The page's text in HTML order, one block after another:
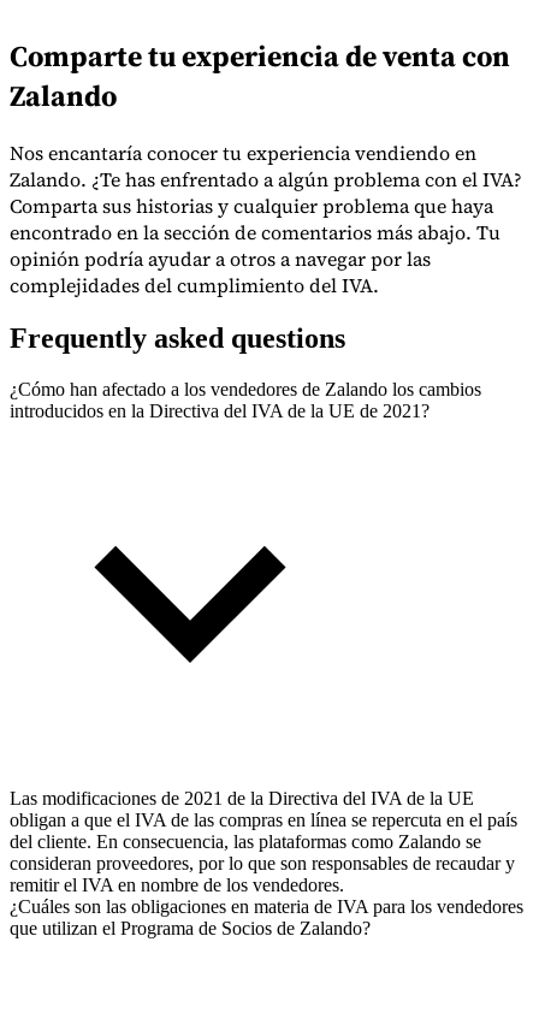
Comparte tu experiencia de venta con
Zalando
Nos encantaría conocer tu experiencia vendiendo en
Zalando. ¿Te has enfrentado a algún problema con el IVA?
Comparta sus historias y cualquier problema que haya
encontrado en la sección de comentarios más abajo. Tu
opinión podría ayudar a otros a navegar por las
complejidades del cumplimiento del IVA.
Frequently asked questions
¿Cómo han afectado a los vendedores de Zalando los cambios
introducidos en la Directiva del IVA de la UE de 2021?
Las modificaciones de 2021 de la Directiva del IVA de la UE
obligan a que el IVA de las compras en línea se repercuta en el país
del cliente. En consecuencia, las plataformas como Zalando se
consideran proveedores, por lo que son responsables de recaudar y
remitir el IVA en nombre de los vendedores.
¿Cuáles son las obligaciones en materia de IVA para los vendedores
que utilizan el Programa de Socios de Zalando?